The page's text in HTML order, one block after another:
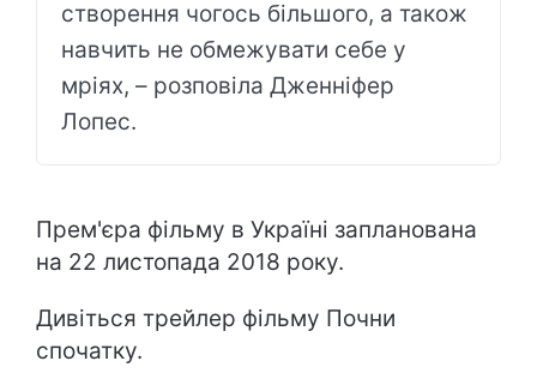
створення чогось більшого, а також
навчить не обмежувати себе у
мріях, – розповіла Дженніфер
Лопес.
Прем'єра фільму в Україні запланована
на 22 листопада 2018 року.
Дивіться трейлер фільму Почни
спочатку.